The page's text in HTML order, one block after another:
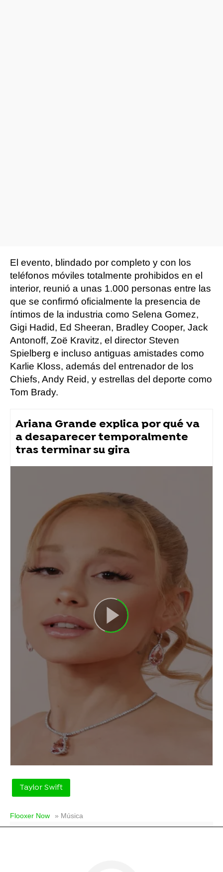
El evento, blindado por completo y con los
teléfonos móviles totalmente prohibidos en el
interior, reunió a unas 1.000 personas entre las
que se confirmó oficialmente la presencia de
íntimos de la industria como Selena Gomez,
Gigi Hadid, Ed Sheeran, Bradley Cooper, Jack
Antonoff, Zoë Kravitz, el director Steven
Spielberg e incluso antiguas amistades como
Karlie Kloss, además del entrenador de los
Chiefs, Andy Reid, y estrellas del deporte como
Tom Brady.
Ariana Grande explica por qué va
a desaparecer temporalmente
tras terminar su gira
Taylor Swift
Flooxer Now » Música